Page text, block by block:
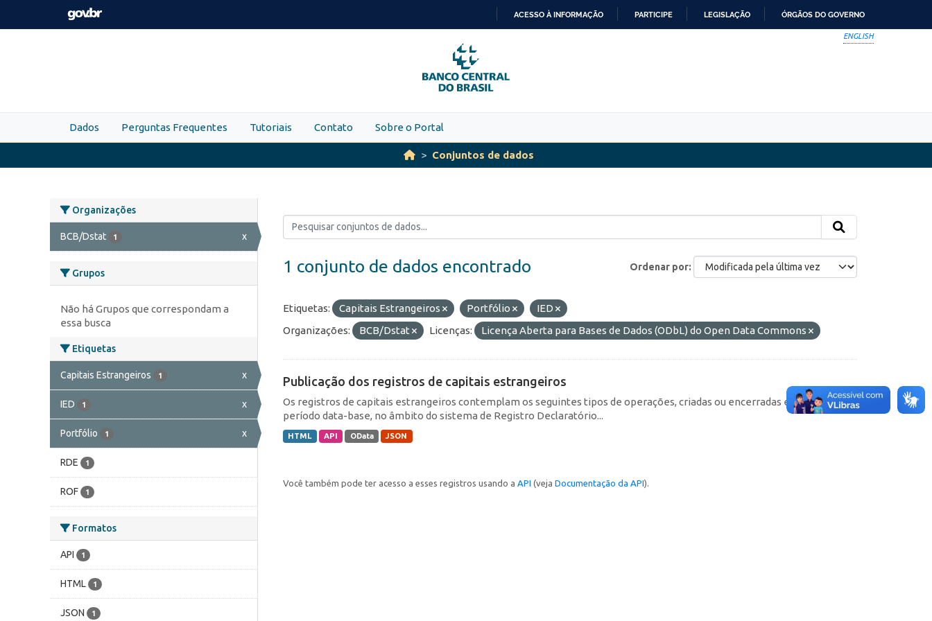
Skip to main content
PARA
O
CONTEÚDO
ACESSO À INFORMAÇÃO PARTICIPE LEGISLAÇÃO ÓRGÃOS DO GOVERNO
ENGLISH
Dados Perguntas Frequentes Tutoriais Contato Sobre o Portal
Conjuntos de dados
Organizações
BCB/Dstat 1 x
Grupos
Não há Grupos que correspondam a
essa busca
Etiquetas
Capitais Estrangeiros 1 x
IED 1 x
Portfólio 1 x
RDE 1
ROF 1
Formatos
API 1
HTML 1
JSON 1
Ordenar por
1 conjunto de dados encontrado
Etiquetas: Capitais Estrangeiros Portfólio
IED
Organizações:
BCB/Dstat Licenças: Licença Aberta para Bases de Dados (ODbL) do Open Data Commons
Publicação dos registros de capitais estrangeiros
Os registros de capitais estrangeiros contemplam os seguintes tipos de operações, criadas ou encerradas em cada
período data-base, no âmbito do sistema de Registro Declaratório...
HTML API OData JSON
Você também pode ter acesso a esses registros usando a API (veja Documentação da API).